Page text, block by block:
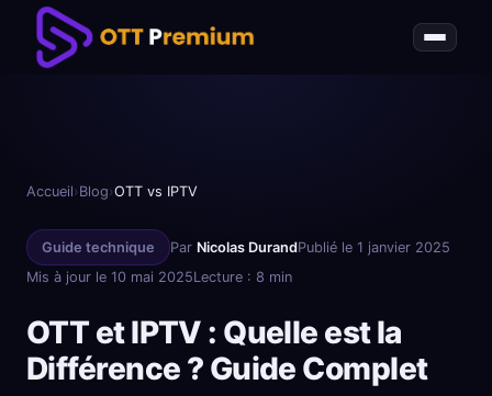
Accueil›Blog›OTT vs IPTV
Guide technique Par Nicolas DurandPublié le 1 janvier 2025
Mis à jour le 10 mai 2025Lecture : 8 min
OTT et IPTV : Quelle est la
Différence ? Guide Complet